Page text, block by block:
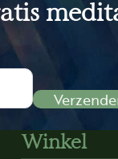
Winkel